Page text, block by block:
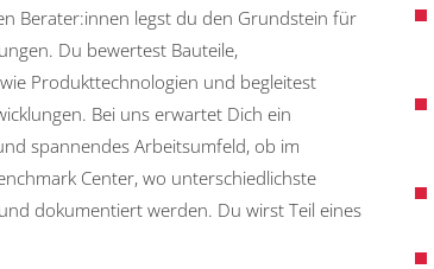
Berater:innen legst du den Grundstein für
Du bewertest Bauteile,
Produkttechnologien und begleitest
Bei uns erwartet Dich ein
spannendes Arbeitsumfeld, ob im
Center, wo unterschiedlichste
dokumentiert werden. Du wirst Teil eines